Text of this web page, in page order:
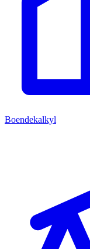
Boendekalkyl